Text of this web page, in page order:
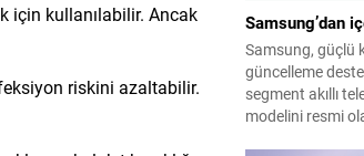
için kullanılabilir. Ancak
riskini azaltabilir.
Samsung’dan
Samsung, güçlü
güncelleme
segment akıllı
modelini resmi